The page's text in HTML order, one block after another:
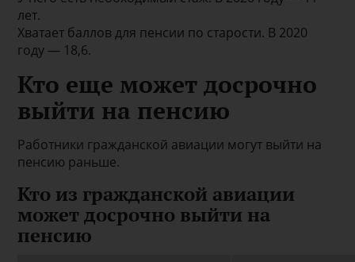
лет.
Хватает баллов для пенсии по старости. В 2020
году — 18,6.
Кто еще может досрочно
выйти на пенсию
Работники гражданской авиации могут выйти на
пенсию раньше.
Кто из гражданской авиации
может досрочно выйти на
пенсию